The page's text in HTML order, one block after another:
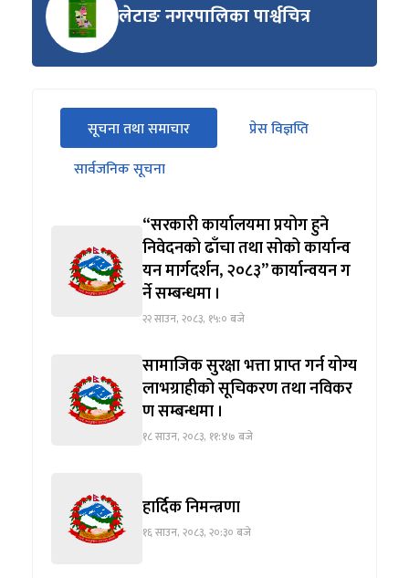
लेटाङ नगरपालिका पार्श्वचित्र
सीधा
पहिलो
ट्याबको
सूचना तथा समाचार
(सक्रिय ट्याब)
प्रेस विज्ञप्ति
सार्वजनिक सूचना
“सरकारी कार्यालयमा प्रयोग हुने
निवेदनको ढाँचा तथा सोको कार्यान्व
यन मार्गदर्शन, २०८३” कार्यान्वयन ग
र्ने सम्बन्धमा ।
२२ साउन, २०८३, १५:० बजे
सामाजिक सुरक्षा भत्ता प्राप्त गर्न योग्य
लाभग्राहीको सूचिकरण तथा नविकर
ण सम्बन्धमा ।
१८ साउन, २०८३, ११:४७ बजे
हार्दिक निमन्त्रणा
१६ साउन, २०८३, २०:३० बजे